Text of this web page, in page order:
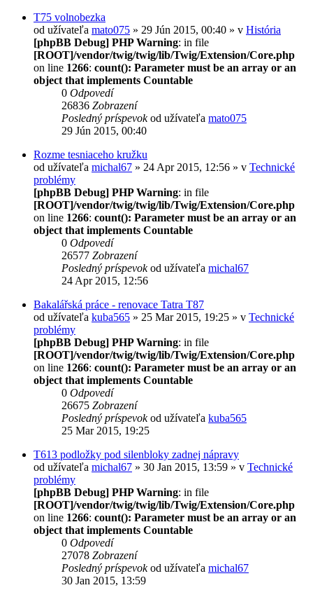
T75 volnobezka
od užívateľa mato075 » 29 Jún 2015, 00:40 » v História
[phpBB Debug] PHP Warning: in file
[ROOT]/vendor/twig/twig/lib/Twig/Extension/Core.php
on line 1266: count(): Parameter must be an array or an
object that implements Countable
0 Odpovedí
26836 Zobrazení
Posledný príspevokod užívateľa mato075
29 Jún 2015, 00:40
Rozme tesniaceho kružku
od užívateľa michal67 » 24 Apr 2015, 12:56 » v Technické
problémy
[phpBB Debug] PHP Warning: in file
[ROOT]/vendor/twig/twig/lib/Twig/Extension/Core.php
on line 1266: count(): Parameter must be an array or an
object that implements Countable
0 Odpovedí
26577 Zobrazení
Posledný príspevokod užívateľa michal67
24 Apr 2015, 12:56
Bakalářská práce - renovace Tatra T87
od užívateľa kuba565 » 25 Mar 2015, 19:25 » v Technické
problémy
[phpBB Debug] PHP Warning: in file
[ROOT]/vendor/twig/twig/lib/Twig/Extension/Core.php
on line 1266: count(): Parameter must be an array or an
object that implements Countable
0 Odpovedí
26675 Zobrazení
Posledný príspevokod užívateľa kuba565
25 Mar 2015, 19:25
T613 podložky pod silenbloky zadnej nápravy
od užívateľa michal67 » 30 Jan 2015, 13:59 » v Technické
problémy
[phpBB Debug] PHP Warning: in file
[ROOT]/vendor/twig/twig/lib/Twig/Extension/Core.php
on line 1266: count(): Parameter must be an array or an
object that implements Countable
0 Odpovedí
27078 Zobrazení
Posledný príspevokod užívateľa michal67
30 Jan 2015, 13:59